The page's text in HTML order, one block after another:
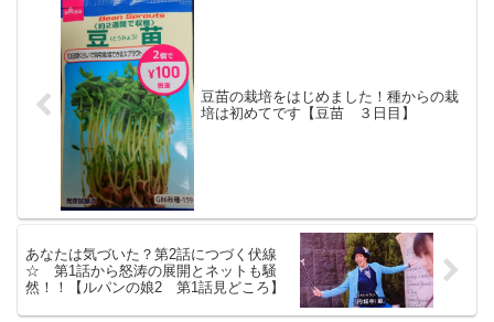
豆苗の栽培をはじめました！種からの栽
培は初めてです【豆苗 ３日目】
あなたは気づいた？第2話につづく伏線
☆ 第1話から怒涛の展開とネットも騒
然！！【ルパンの娘2 第1話見どころ】